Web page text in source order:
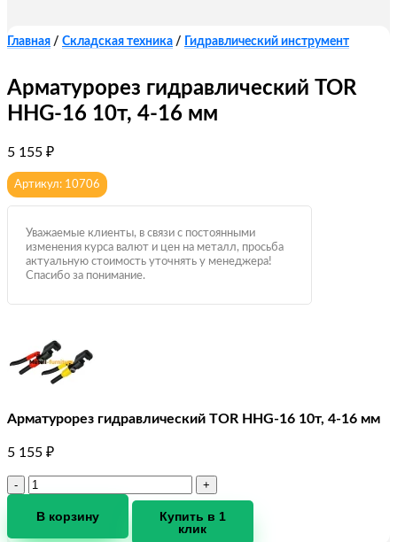
Главная / Складская техника / Гидравлический инструмент
Арматурорез гидравлический TOR
HHG-16 10т, 4-16 мм
5 155 ₽
Артикул: 10706
Уважаемые клиенты, в связи с постоянными
изменения курса валют и цен на металл, просьба
актуальную стоимость уточнять у менеджера!
Спасибо за понимание.
Арматурорез гидравлический TOR HHG-16 10т, 4-16 мм
5 155 ₽
Количество
Арматурорез
гидравлический
В корзину
Купить в 1
клик